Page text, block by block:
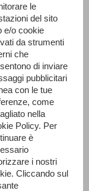
le
del sito
e/o cookie
da strumenti
che
di inviare
pubblicitari
con le tue
come
nella
Policy. Per
è
i nostri
Cliccando sul